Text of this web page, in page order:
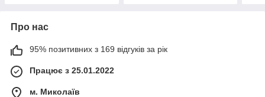
Про нас
95% позитивних з 169 відгуків за рік
Працює з 25.01.2022
м. Миколаїв